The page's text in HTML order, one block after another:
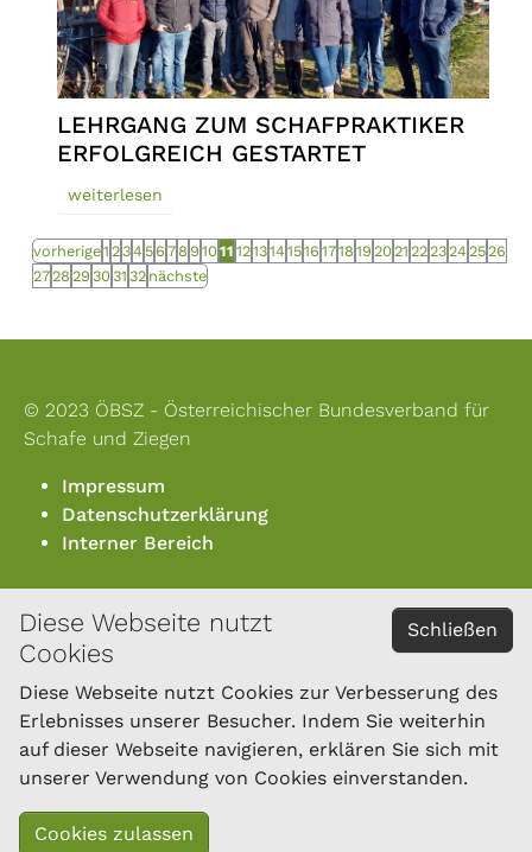
Schließen
Diese Webseite nutzt
Cookies
Diese Webseite nutzt Cookies zur Verbesserung des
Erlebnisses unserer Besucher. Indem Sie weiterhin
auf dieser Webseite navigieren, erklären Sie sich mit
unserer Verwendung von Cookies einverstanden.
LEHRGANG ZUM SCHAFPRAKTIKER
ERFOLGREICH GESTARTET
weiterlesen
vorherige1 234 56 7 8 9 10 11 1213141516 1718 19 20 21 2223242526
2728 29 30 31 32 nächste
© 2023 ÖBSZ - Österreichischer Bundesverband für
Schafe und Ziegen
Impressum
Datenschutzerklärung
Interner Bereich
KONTAKT
Österreichischer Bundesverband für Schafe und
Ziegen
Dresdner Straße 89/B1/18
1200 Wien
Tel.: 01/334 17 21-40